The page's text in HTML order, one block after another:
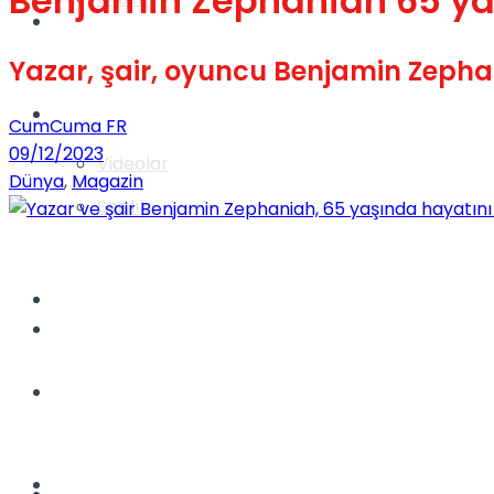
Videolar
Gündem
Yaşam
Sağlık
Yazar, şair, oyuncu Benjamin
CumCuma FR
09/12/2023
Dünya, Magazin